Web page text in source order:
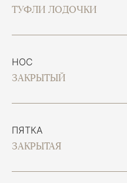
ТУФЛИ ЛОДОЧКИ
НОС
ЗАКРЫТЫЙ
ПЯТКА
ЗАКРЫТАЯ